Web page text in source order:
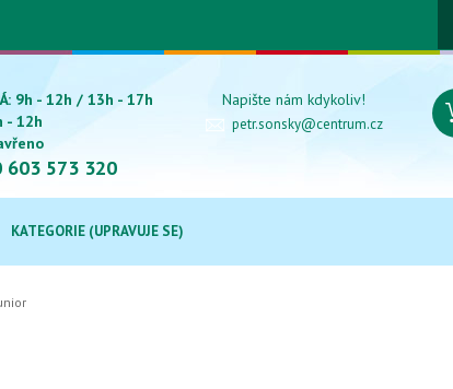
9h - 12h / 13h - 17h
- 12h
603 573 320
Napište nám kdykoliv!
petr.sonsky@centrum.cz
KATEGORIE (UPRAVUJE SE)